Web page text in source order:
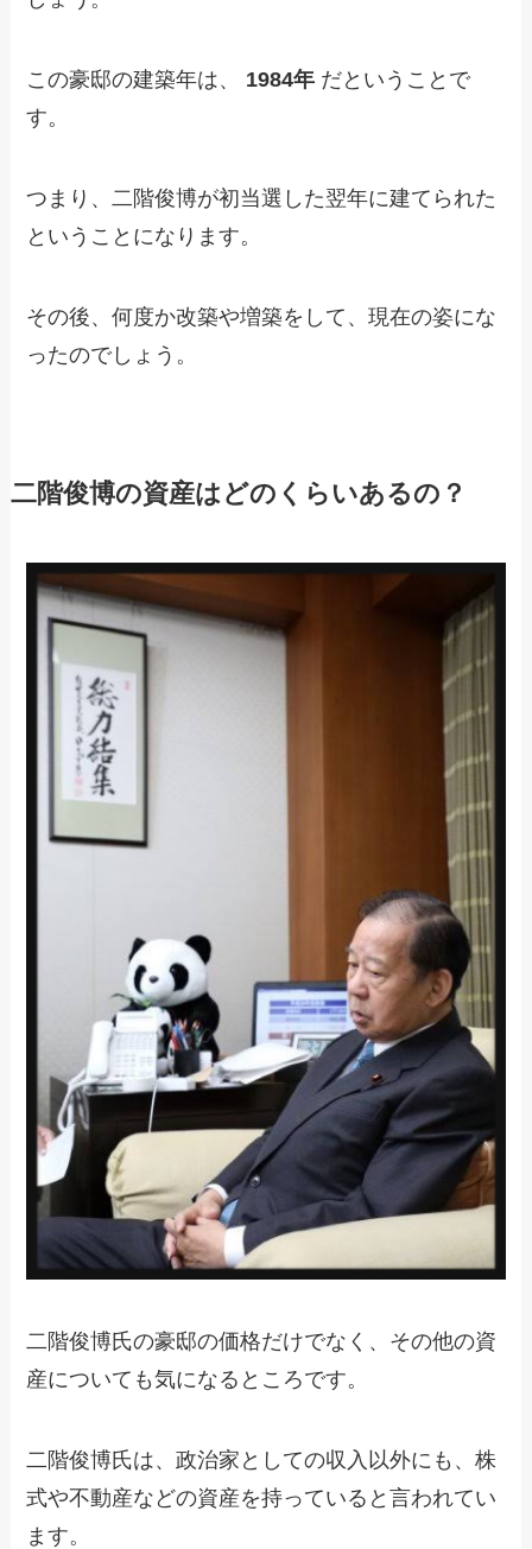
この豪邸の建築年は、 1984年 だということで
す。
つまり、二階俊博が初当選した翌年に建てられた
ということになります。
その後、何度か改築や増築をして、現在の姿にな
ったのでしょう。
二階俊博の資産はどのくらいあるの？
二階俊博氏の豪邸の価格だけでなく、その他の資
産についても気になるところです。
二階俊博氏は、政治家としての収入以外にも、株
式や不動産などの資産を持っていると言われてい
ます。